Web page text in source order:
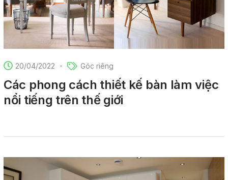
20/04/2022 Góc riêng
Các phong cách thiết kế bàn làm việc
nổi tiếng trên thế giới